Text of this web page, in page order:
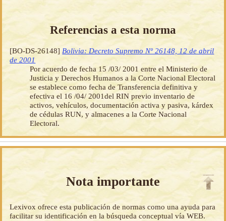
Referencias a esta norma
[BO-DS-26148] Bolivia: Decreto Supremo Nº 26148, 12 de abril
de 2001
Por acuerdo de fecha 15 /03/ 2001 entre el Ministerio de
Justicia y Derechos Humanos a la Corte Nacional Electoral
se establece como fecha de Transferencia definitiva y
efectiva el 16 /04/ 2001del RIN previo inventario de
activos, vehículos, documentación activa y pasiva, kárdex
de cédulas RUN, y almacenes a la Corte Nacional
Electoral.
Nota importante
Lexivox ofrece esta publicación de normas como una ayuda para
facilitar su identificación en la búsqueda conceptual vía WEB.